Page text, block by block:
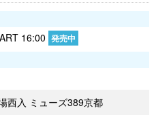
16:00 発売中
西入 ミューズ389京都